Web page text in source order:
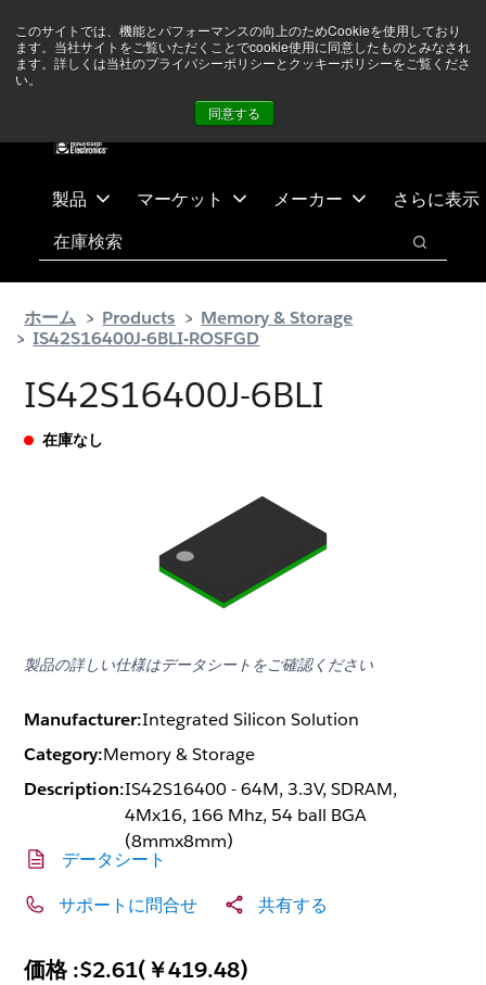
このサイトでは、機能とパフォーマンスの向上のためCookieを使用しており
ます。当社サイトをご覧いただくことでcookie使用に同意したものとみなされ
ます。詳しくは当社のプライバシーポリシーとクッキーポリシーをご覧くださ
い。
同意する
テ
ス
ありません 詳しい情報はこちら➜
製品 マーケット メーカー さらに表示
検索
検索
ホーム Products
Memory & Storage
IS42S16400J-6BLI-ROSFGD
IS42S16400J-6BLI
在庫なし
製品の詳しい仕様はデータシートをご確認ください
Manufacturer:Integrated Silicon Solution
Category:Memory & Storage
Description:IS42S16400 - 64M, 3.3V, SDRAM,
4Mx16, 166 Mhz, 54 ball BGA
(8mmx8mm)
データシート
サポートに問合せ 共有する
価格 :$2.61(￥419.48)